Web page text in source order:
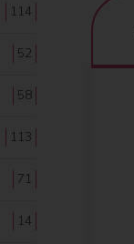
114
52
58
113
71
14